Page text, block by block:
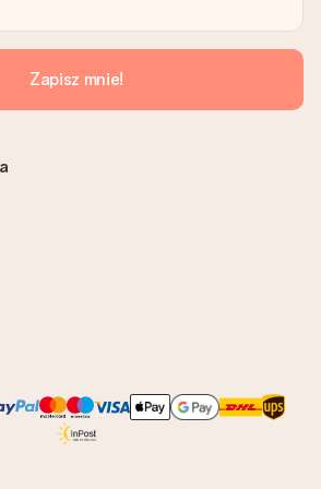
na koncie MySurprise. Dzięki temu
bezpośrednio do odbiorcy, co będzie
Zapisz mnie!